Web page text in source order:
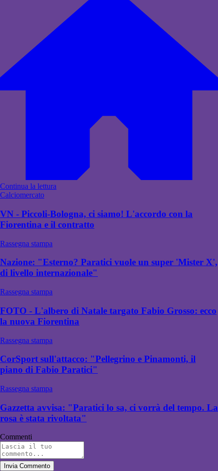
Continua la lettura
Calciomercato
VN - Piccoli-Bologna, ci siamo! L'accordo con la
Fiorentina e il contratto
Rassegna stampa
Nazione: "Esterno? Paratici vuole un super 'Mister X',
di livello internazionale"
Rassegna stampa
FOTO - L'albero di Natale targato Fabio Grosso: ecco
la nuova Fiorentina
Rassegna stampa
CorSport sull'attacco: "Pellegrino e Pinamonti, il
piano di Fabio Paratici"
Rassegna stampa
Gazzetta avvisa: "Paratici lo sa, ci vorrà del tempo. La
rosa è stata rivoltata"
Commenti
Invia Commento